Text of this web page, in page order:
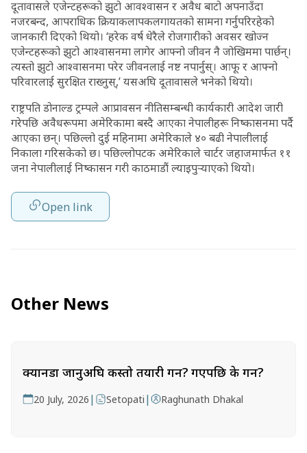
दूतावासले एजेन्टहरूको झुटो आवश्वासन र अवैध बाटो अपनाउँदा
नजरबन्द, आपराधिक क्रियाकलापकलगायतको सामना गर्नुपरिरहेको
जानकारी दिएको थियो। ‘हरेक वर्ष धेरैले रोजगारीको अवसर खोज्न
एजेन्टहरूको झुटो आश्वासनमा लागेर आफ्नो जीवन नै जोखिममा पार्छन्।
त्यस्तो झुटो आश्वासनमा परेर जीवनलाई नष्ट नपार्नुस्। आफू र आफ्नो
परिवारलाई सुरक्षित राख्नुस्,’ यसअघि दूतावासले भनेको थियो।
राष्ट्रपति डोनाल्ड ट्रम्पले आप्रावसन नीतिसम्बन्धी कार्यकारी आदेश जारी
गरेपछि अवैधरूपमा अमेरिकामा बस्दै आएका नेपालीहरू निष्कासनमा पर्दै
आएका छन्। पछिल्लो दुई महिनामा अमेरिकाले ४० बढी नेपालीलाई
निकाला गरिसकेको छ। पछिल्लोपटक अमेरिकाले चार्टर जहाजमार्फत ११
जना नेपालीलाई निष्कासन गरी काठमाडौं ल्याइपुर्‍याएको थियो।
Open link
Other News
क्यानडा जानुअघि कस्तो तयारी गर्ने? गएपछि के गर्ने?
20 July, 2026 | Setopati | Raghunath Dhakal